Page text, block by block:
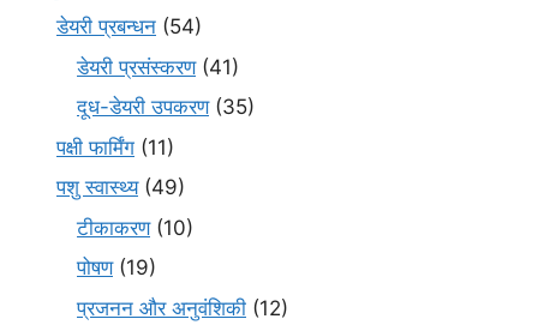
डेयरी प्रबन्धन (54)
डेयरी प्रसंस्करण(41)
दूध-डेयरी उपकरण(35)
पक्षी फार्मिंग (11)
पशु स्वास्थ्य(49)
टीकाकरण(10)
पोषण(19)
प्रजनन और अनुवंशिकी (12)